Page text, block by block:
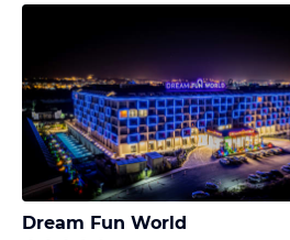
Dream Fun World